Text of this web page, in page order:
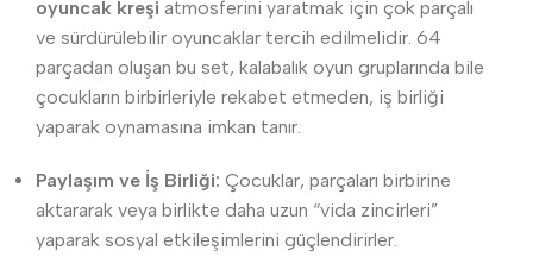
oyuncak kreşi atmosferini yaratmak için çok parçalı
ve sürdürülebilir oyuncaklar tercih edilmelidir. 64
parçadan oluşan bu set, kalabalık oyun gruplarında bile
çocukların birbirleriyle rekabet etmeden, iş birliği
yaparak oynamasına imkan tanır.
Paylaşım ve İş Birliği: Çocuklar, parçaları birbirine
aktararak veya birlikte daha uzun “vida zincirleri”
yaparak sosyal etkileşimlerini güçlendirirler.